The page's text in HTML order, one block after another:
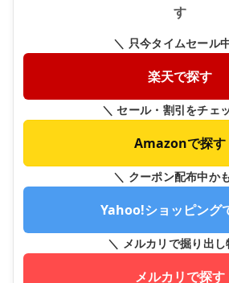
す
＼ 只今タイムセール
楽天で探す
＼ セール・割引をチェ
Amazonで探す
＼ クーポン配布中か
Yahoo!ショッピング
＼ メルカリで掘り出し
メルカリで探す